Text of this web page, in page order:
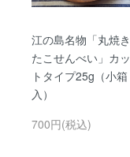
江の島名物「丸焼き
たこせんべい」カッ
トタイプ25g（小箱
入）
700円(税込)